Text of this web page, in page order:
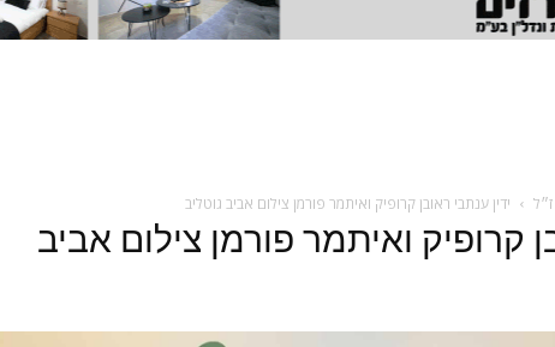
ידין ענתבי ראובן קרופיק ואיתמר פורמן צילום אביב גוטליב
קרופיק ואיתמר פורמן צילום אביב